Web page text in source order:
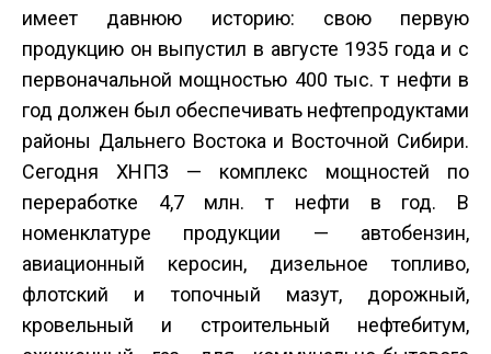
имеет давнюю историю: свою первую
продукцию он выпустил в августе 1935 года и с
первоначальной мощностью 400 тыс. т нефти в
год должен был обеспечивать нефтепродуктами
районы Дальнего Востока и Восточной Сибири.
Сегодня ХНПЗ — комплекс мощностей по
переработке 4,7 млн. т нефти в год. В
номенклатуре продукции — автобензин,
авиационный керосин, дизельное топливо,
флотский и топочный мазут, дорожный,
кровельный и строительный нефтебитум,